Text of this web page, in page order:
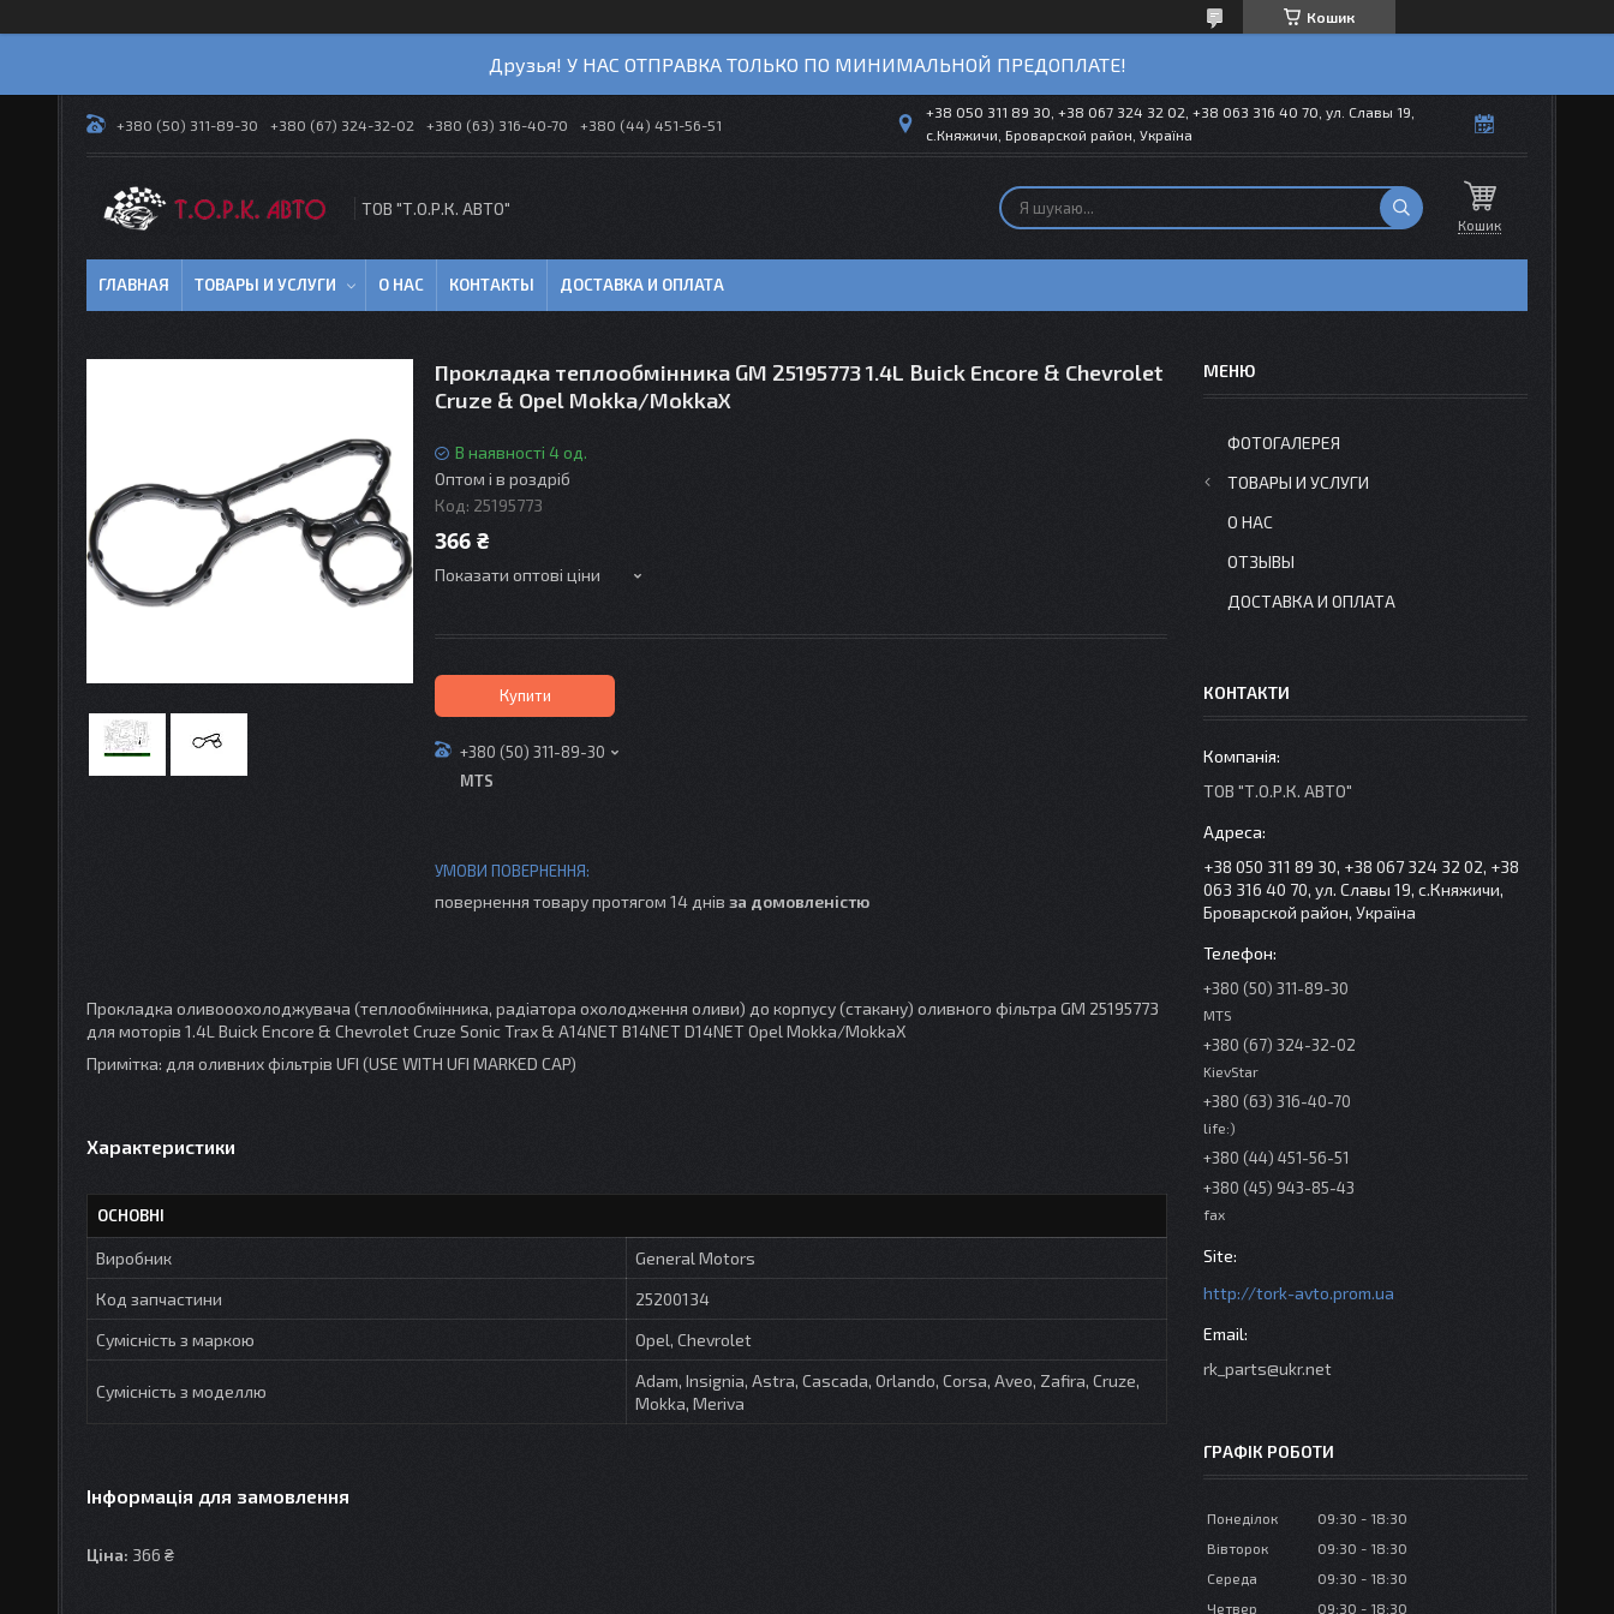
Кошик
Друзья! У НАС ОТПРАВКА ТОЛЬКО ПО МИНИМАЛЬНОЙ ПРЕДОПЛАТЕ!
+380 (50) 311-89-30 +380 (67) 324-32-02 +380 (63) 316-40-70 +380 (44) 451-56-51
+38 050 311 89 30, +38 067 324 32 02, +38 063 316 40 70, ул. Славы 19,
с.Княжичи, Броварской район, Україна
ТОВ "Т.О.Р.К. АВТО"
Кошик
ГЛАВНАЯ ТОВАРЫ И УСЛУГИ О НАС КОНТАКТЫ ДОСТАВКА И ОПЛАТА
Прокладка теплообмінника GM 25195773 1.4L Buick Encore & Chevrolet
Cruze & Opel Mokka/MokkaX
В наявності 4 од.
Оптом і в роздріб
Код: 25195773
366 ₴
Показати оптові ціни
Купити
+380 (50) 311-89-30
MTS
повернення товару протягом 14 днів за домовленістю
Прокладка оливооохолоджувача (теплообмінника, радіатора охолодження оливи) до корпусу (стакану) оливного фільтра GM 25195773
для моторів 1.4L Buick Encore & Chevrolet Cruze Sonic Trax & A14NET B14NET D14NET Opel Mokka/MokkaX
Примітка: для оливних фільтрів UFI (USE WITH UFI MARKED CAP)
Характеристики
ОСНОВНІ
Виробник
General Motors
Код запчастини
25200134
Сумісність з маркою
Opel, Chevrolet
Сумісність з моделлю
Adam, Insignia, Astra, Cascada, Orlando, Corsa, Aveo, Zafira, Cruze,
Mokka, Meriva
Інформація для замовлення
Ціна: 366 ₴
ФОТОГАЛЕРЕЯ
ТОВАРЫ И УСЛУГИ
О НАС
ОТЗЫВЫ
ДОСТАВКА И ОПЛАТА
КОНТАКТИ
ТОВ "Т.О.Р.К. АВТО"
+38 050 311 89 30, +38 067 324 32 02, +38
063 316 40 70, ул. Славы 19, с.Княжичи,
Броварской район, Україна
+380 (50) 311-89-30
MTS
+380 (67) 324-32-02
KievStar
+380 (63) 316-40-70
life:)
+380 (44) 451-56-51
+380 (45) 943-85-43
fax
http://tork-avto.prom.ua
rk_parts@ukr.net
ГРАФІК РОБОТИ
Понеділок 09:30
18:30
Вівторок
09:30
18:30
Середа
09:30
18:30
Четвер
09:30 18:30